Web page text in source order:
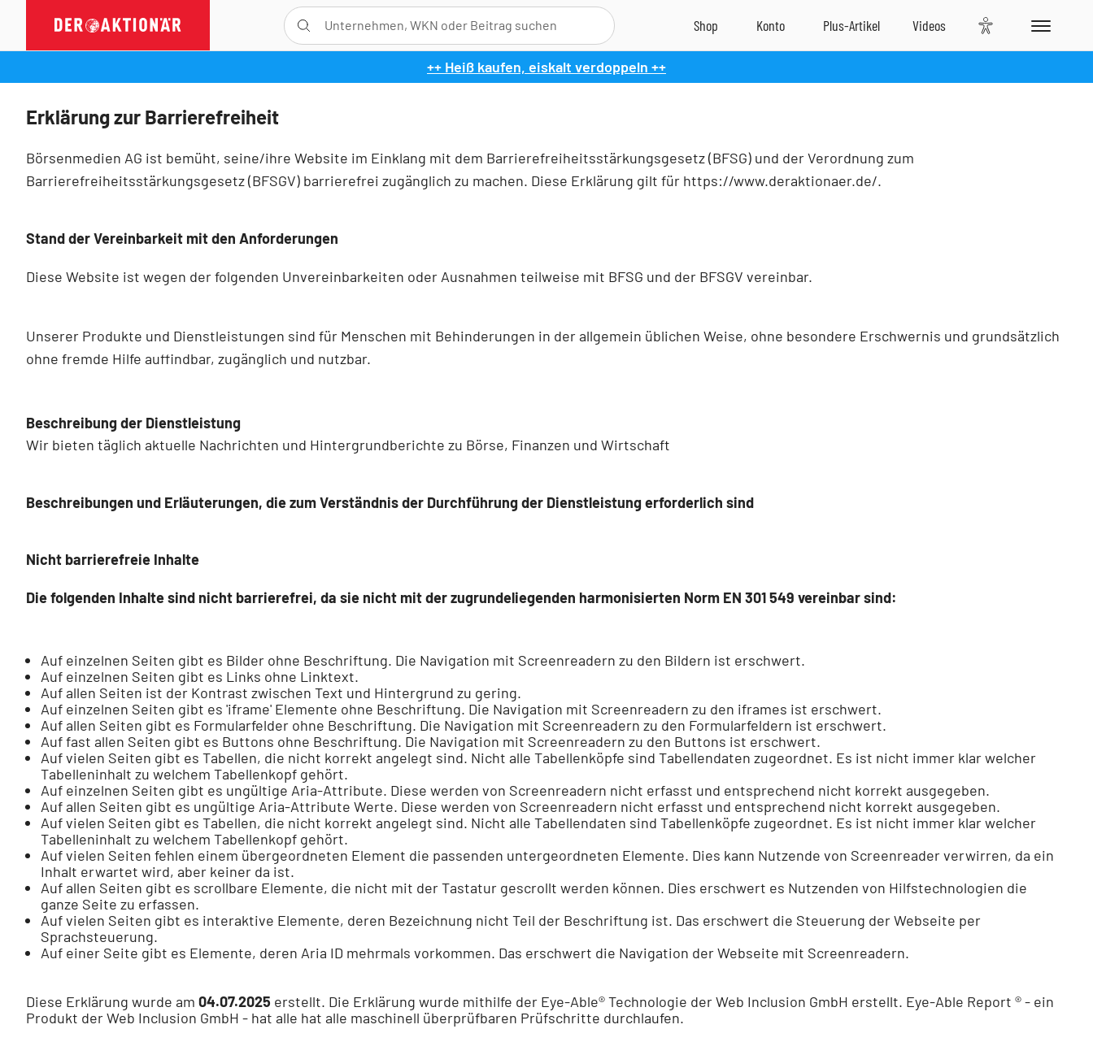
++ Heiß kaufen, eiskalt verdoppeln ++
Erklärung zur Barrierefreiheit
Börsenmedien AG ist bemüht, seine/ihre Website im Einklang mit dem Barrierefreiheitsstärkungsgesetz (BFSG) und der Verordnung zum
Barrierefreiheitsstärkungsgesetz (BFSGV) barrierefrei zugänglich zu machen. Diese Erklärung gilt für https://www.deraktionaer.de/.
Stand der Vereinbarkeit mit den Anforderungen
Diese Website ist wegen der folgenden Unvereinbarkeiten oder Ausnahmen teilweise mit BFSG und der BFSGV vereinbar.
Unserer Produkte und Dienstleistungen sind für Menschen mit Behinderungen in der allgemein üblichen Weise, ohne besondere Erschwernis und grundsätzlich
ohne fremde Hilfe auffindbar, zugänglich und nutzbar.
Beschreibung der Dienstleistung
Wir bieten täglich aktuelle Nachrichten und Hintergrundberichte zu Börse, Finanzen und Wirtschaft
Beschreibungen und Erläuterungen, die zum Verständnis der Durchführung der Dienstleistung erforderlich sind
Nicht barrierefreie Inhalte
Die folgenden Inhalte sind nicht barrierefrei, da sie nicht mit der zugrundeliegenden harmonisierten Norm EN 301 549 vereinbar sind:
Auf einzelnen Seiten gibt es Bilder ohne Beschriftung. Die Navigation mit Screenreadern zu den Bildern ist erschwert.
Auf einzelnen Seiten gibt es Links ohne Linktext.
Auf allen Seiten ist der Kontrast zwischen Text und Hintergrund zu gering.
Auf einzelnen Seiten gibt es 'iframe' Elemente ohne Beschriftung. Die Navigation mit Screenreadern zu den iframes ist erschwert.
Auf allen Seiten gibt es Formularfelder ohne Beschriftung. Die Navigation mit Screenreadern zu den Formularfeldern ist erschwert.
Auf fast allen Seiten gibt es Buttons ohne Beschriftung. Die Navigation mit Screenreadern zu den Buttons ist erschwert.
Auf vielen Seiten gibt es Tabellen, die nicht korrekt angelegt sind. Nicht alle Tabellenköpfe sind Tabellendaten zugeordnet. Es ist nicht immer klar welcher
Tabelleninhalt zu welchem Tabellenkopf gehört.
Auf einzelnen Seiten gibt es ungültige Aria-Attribute. Diese werden von Screenreadern nicht erfasst und entsprechend nicht korrekt ausgegeben.
Auf allen Seiten gibt es ungültige Aria-Attribute Werte. Diese werden von Screenreadern nicht erfasst und entsprechend nicht korrekt ausgegeben.
Auf vielen Seiten gibt es Tabellen, die nicht korrekt angelegt sind. Nicht alle Tabellendaten sind Tabellenköpfe zugeordnet. Es ist nicht immer klar welcher
Tabelleninhalt zu welchem Tabellenkopf gehört.
Auf vielen Seiten fehlen einem übergeordneten Element die passenden untergeordneten Elemente. Dies kann Nutzende von Screenreader verwirren, da ein
Inhalt erwartet wird, aber keiner da ist.
Auf allen Seiten gibt es scrollbare Elemente, die nicht mit der Tastatur gescrollt werden können. Dies erschwert es Nutzenden von Hilfstechnologien die
ganze Seite zu erfassen.
Auf vielen Seiten gibt es interaktive Elemente, deren Bezeichnung nicht Teil der Beschriftung ist. Das erschwert die Steuerung der Webseite per
Sprachsteuerung.
Auf einer Seite gibt es Elemente, deren Aria ID mehrmals vorkommen. Das erschwert die Navigation der Webseite mit Screenreadern.
Diese Erklärung wurde am 04.07.2025 erstellt. Die Erklärung wurde mithilfe der Eye-Able® Technologie derWeb Inclusion GmbH erstellt. Eye-Able Report ® - ein
Produkt der Web Inclusion GmbH - hat alle hat alle maschinell überprüfbaren Prüfschritte durchlaufen.